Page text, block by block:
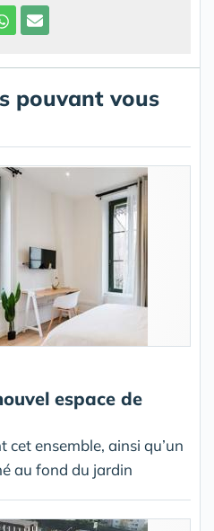
pouvant vous
espace de
cet ensemble, ainsi qu’un
au fond du jardin